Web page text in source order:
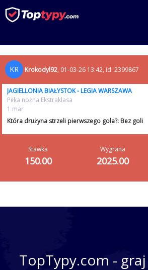
KR Krokodyl92, 01-03-26 13:42, id: 2399867
JAGIELLONIA BIAŁYSTOK - LEGIA WARSZAWA
Piłka nożna Ekstraklasa
1 mar
Która drużyna strzeli pierwszego gola?: Bez goli
Stawka
150.00
Wygrana
2025.00
TopTypy.com -